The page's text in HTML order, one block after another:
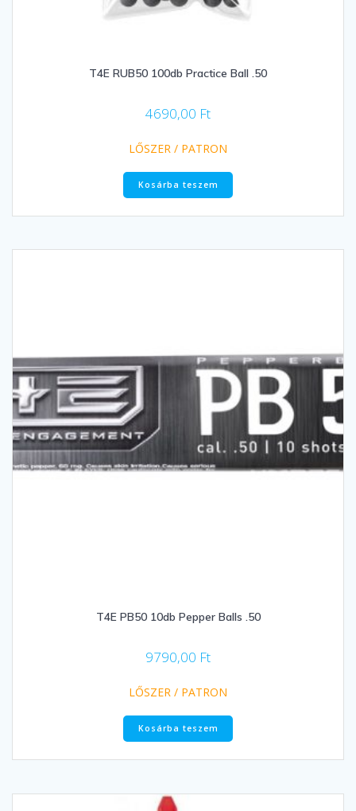
T4E RUB50 100db Practice Ball .50
4690,00 Ft
LŐSZER / PATRON
Kosárba teszem
T4E PB50 10db Pepper Balls .50
9790,00 Ft
LŐSZER / PATRON
Kosárba teszem